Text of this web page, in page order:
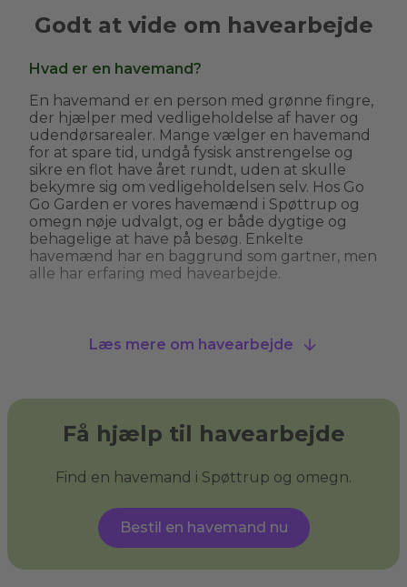
Godt at vide om havearbejde
Hvad er en havemand?
En havemand er en person med grønne fingre,
der hjælper med vedligeholdelse af haver og
udendørsarealer. Mange vælger en havemand
for at spare tid, undgå fysisk anstrengelse og
sikre en flot have året rundt, uden at skulle
bekymre sig om vedligeholdelsen selv. Hos Go
Go Garden er vores havemænd i Spøttrup og
omegn nøje udvalgt, og er både dygtige og
behagelige at have på besøg. Enkelte
havemænd har en baggrund som gartner, men
alle har erfaring med havearbejde.
En havemand kan hjælpe med alt fra
beskæring af træer. Nogle havemænd i
Spøttrup og omegn tilbyder også
specialiserede services som træfældning,
havemand giver dig havehjælp, så du kan få
den have, du drømmer om, og sikre, at din have
ser velplejet ud uden at du behøver at løfte en
Hvad er haveservice?
Læs mere om havearbejde
Få hjælp til havearbejde
Find en havemand i Spøttrup og omegn.
Bestil en havemand nu